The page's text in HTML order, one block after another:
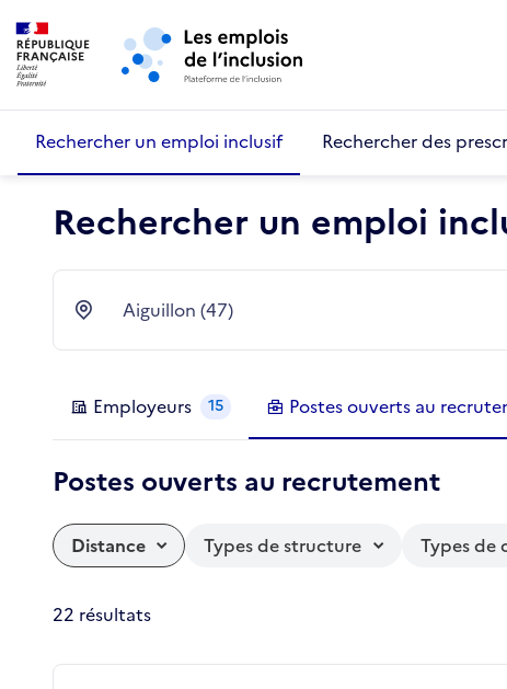
Aller au menu principal
Rechercher un emploi inclusif Rechercher des
Rechercher un emploi
Ville Aiguillon (47)
Employeurs 15 Postesouverts au
Postes ouverts au recrutement
Distance Types de structure Types de
22 résultats